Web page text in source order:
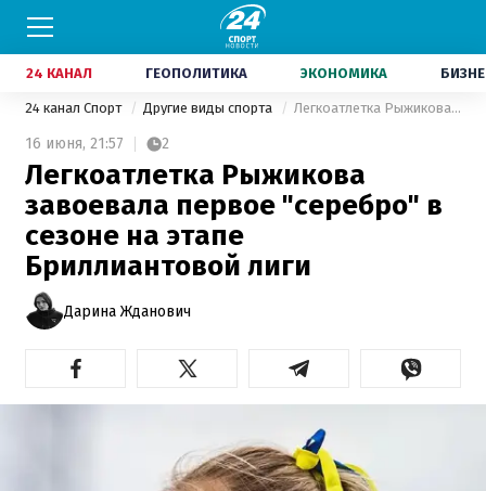
24 КАНАЛ ГЕОПОЛИТИКА ЭКОНОМИКА
24 канал Спорт Другие виды спорта Легкоатлетка Рыжикова завоевала первое "серебро" в сезоне на этапе Бриллиантовой лиги
16 июня, 21:57 2
Легкоатлетка Рыжикова
завоевала первое "серебро" в
сезоне на этапе
Бриллиантовой лиги
Дарина Жданович